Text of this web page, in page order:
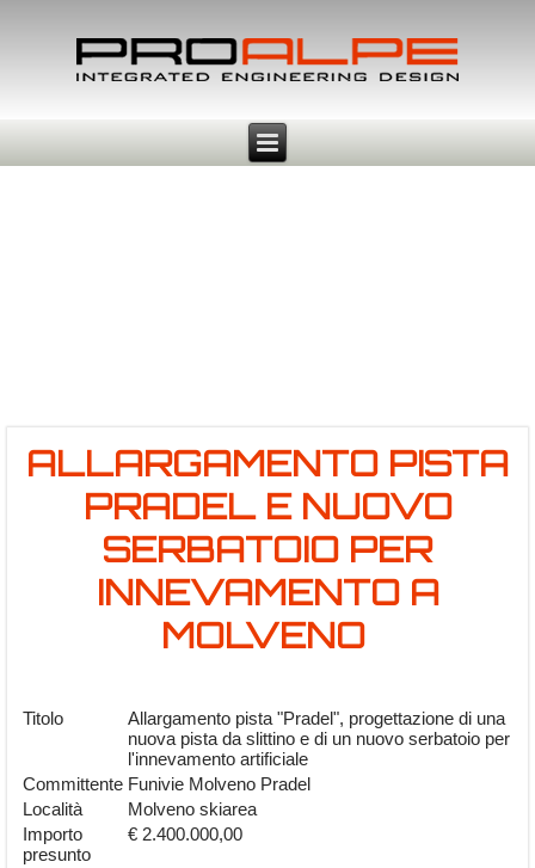
ALLARGAMENTO PISTA
PRADEL E NUOVO
SERBATOIO PER
INNEVAMENTO A
MOLVENO
Titolo
Allargamento pista "Pradel", progettazione di una
nuova pista da slittino e di un nuovo serbatoio per
l'innevamento artificiale
Committente Funivie Molveno Pradel
Località
Molveno skiarea
Importo
presunto
€ 2.400.000,00